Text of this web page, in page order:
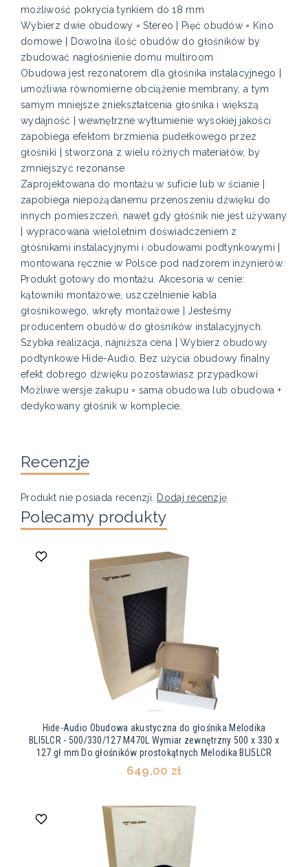
możliwość pokrycia tynkiem do 18 mm
Wybierz dwie obudowy = Stereo | Pięć obudów = Kino
domowe | Dowolna ilość obudów do głośników by
zbudować nagłośnienie domu multiroom
Obudowa jest rezonatorem dla głośnika instalacyjnego |
umożliwia równomierne obciążenie membrany, a tym
samym mniejsze zniekształcenia głośnika i większą
wydajność | wewnętrzne wytłumienie wysokiej jakości
zapobiega efektom brzmienia pudełkowego przez
głośniki | stworzona z wielu różnych materiałów, by
zmniejszyć rezonanse
Zaprojektowana do montażu w suficie lub w ścianie |
zapobiega niepożądanemu przenoszeniu dźwięku do
innych pomieszczeń, nawet gdy głośnik nie jest używany
| wypracowana wieloletnim doświadczeniem z
głośnikami instalacyjnymi i obudowami podtynkowymi |
montowana ręcznie w Polsce pod nadzorem inżynierów
Produkt gotowy do montażu. Akcesoria w cenie:
kątowniki montażowe, uszczelnienie kabla
głośnikowego, wkręty montażowe | Jesteśmy
producentem obudów do głośników instalacyjnych.
Szybka realizacja, najniższa cena | Wybierz obudowy
podtynkowe Hide-Audio. Bez użycia obudowy finalny
efekt dobrego dźwięku pozostawiasz przypadkowi
Możliwe wersje zakupu = sama obudowa lub obudowa +
dedykowany głośnik w komplecie.
Recenzje
Produkt nie posiada recenzji. Dodaj recenzję
Polecamy produkty
Hide-Audio Obudowa akustyczna do głośnika Melodika
BLI5LCR - 500/330/127 M470L Wymiar zewnętrzny 500 x 330 x
127 gł mm Do głośników prostokątnych Melodika BLI5LCR
649,00 zł